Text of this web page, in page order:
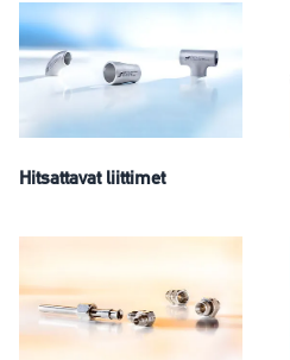
Hitsattavat liittimet